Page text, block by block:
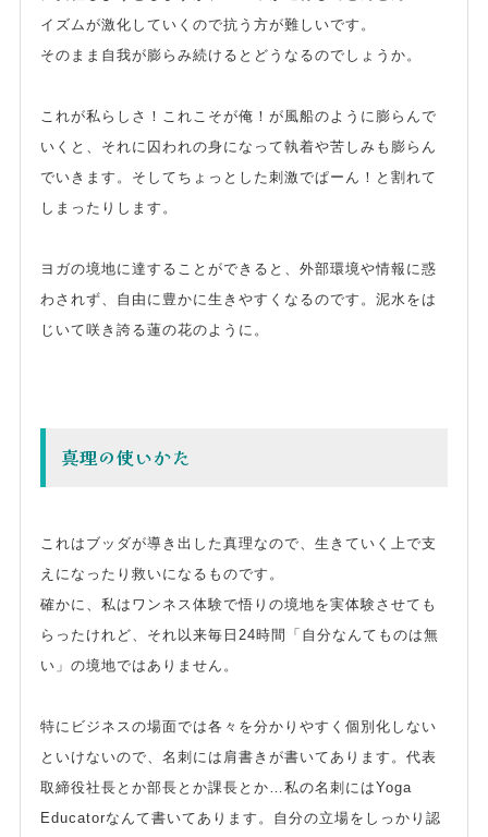
イズムが激化していくので抗う方が難しいです。
そのまま自我が膨らみ続けるとどうなるのでしょうか。
これが私らしさ！これこそが俺！が風船のように膨らんで
いくと、それに囚われの身になって執着や苦しみも膨らん
でいきます。そしてちょっとした刺激でぱーん！と割れて
しまったりします。
ヨガの境地に達することができると、外部環境や情報に惑
わされず、自由に豊かに生きやすくなるのです。泥水をは
じいて咲き誇る蓮の花のように。
真理の使いかた
これはブッダが導き出した真理なので、生きていく上で支
えになったり救いになるものです。
確かに、私はワンネス体験で悟りの境地を実体験させても
らったけれど、それ以来毎日24時間「自分なんてものは無
い」の境地ではありません。
特にビジネスの場面では各々を分かりやすく個別化しない
といけないので、名刺には肩書きが書いてあります。代表
取締役社長とか部長とか課長とか…私の名刺にはYoga
Educatorなんて書いてあります。自分の立場をしっかり認